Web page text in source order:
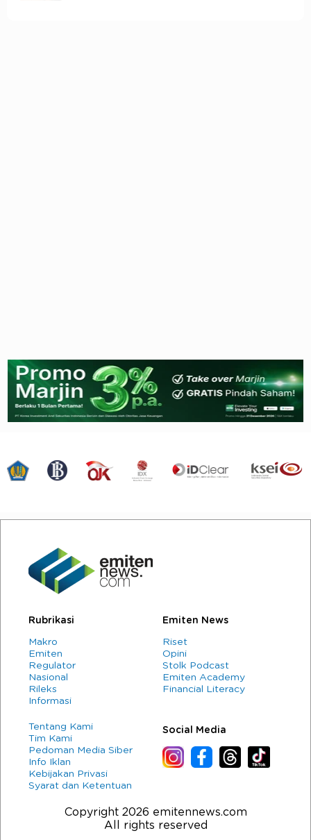
Rubrikasi
Makro
Emiten
Regulator
Nasional
Rileks
Informasi
Emiten News
Riset
Opini
Stolk Podcast
Emiten Academy
Financial Literacy
Tentang Kami
Tim Kami
Pedoman Media Siber
Info Iklan
Kebijakan Privasi
Syarat dan Ketentuan
Social Media
Copyright 2026 emitennews.com
All rights reserved